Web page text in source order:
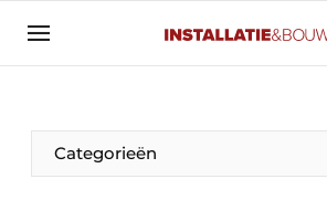
Aanmelden
Banner overzicht
BedrijvenAanmelden
Bedankt
Categorieën